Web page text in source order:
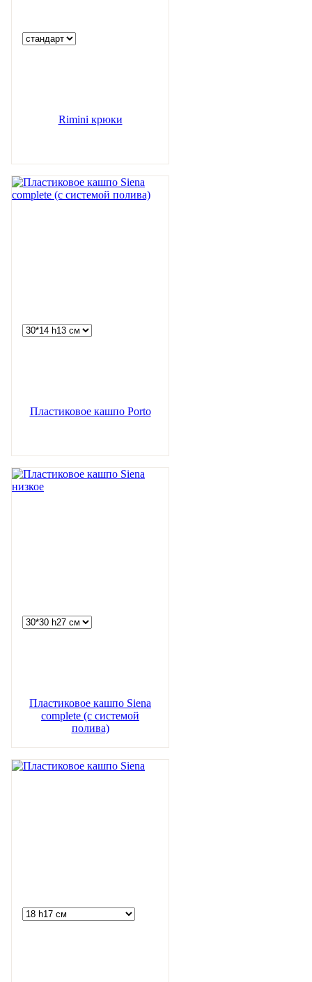
Rimini крюки
Пластиковое кашпо Porto
Пластиковое кашпо Siena
complete (с системой
полива)